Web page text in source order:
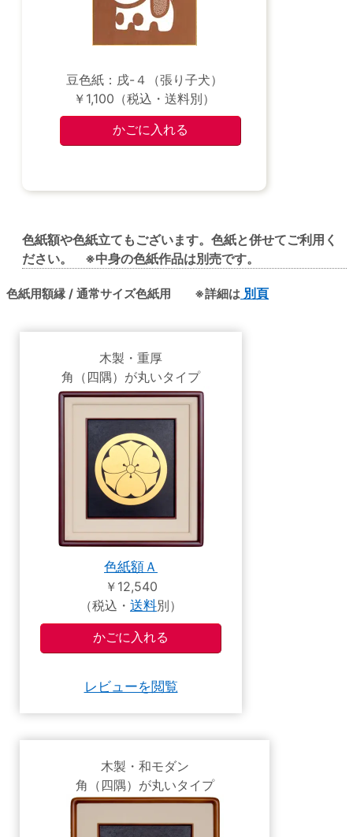
豆色紙：戌-４（張り子犬）
￥1,100（税込・送料別）
色紙額や色紙立てもございます。色紙と併せてご利用く
ださい。 ※中身の色紙作品は別売です。
色紙用額縁 / 通常サイズ色紙用 ※詳細は 別頁
木製・重厚
角（四隅）が丸いタイプ
色紙額Ａ
￥12,540
（税込・ 送料別）
レビューを閲覧
木製・和モダン
角（四隅）が丸いタイプ